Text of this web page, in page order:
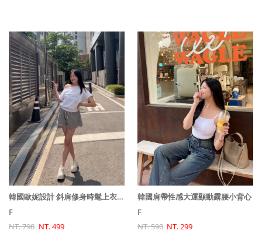
韓國歐妮設計 斜肩修身時髦上衣(下擺收緊)
F
NT. 790 NT. 499
韓國肩帶性感大運顯動露腰小背心
F
NT. 590 NT. 299